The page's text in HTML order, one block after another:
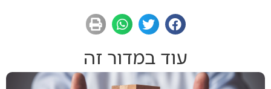
עוד במדור זה